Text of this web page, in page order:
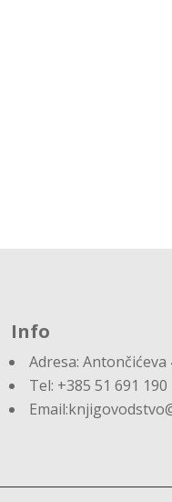
Info
Adresa: Antončićeva
Tel: +385 51 691 190